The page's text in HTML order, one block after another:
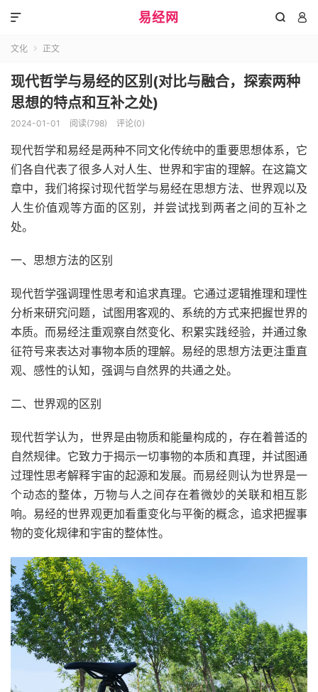
易经网  

文化  正文
现代哲学与易经的区别(对比与融合，探索两种
思想的特点和互补之处)
2024-01-01 阅读(798) 评论(0)
现代哲学和易经是两种不同文化传统中的重要思想体系，它
们各自代表了很多人对人生、世界和宇宙的理解。在这篇文
章中，我们将探讨现代哲学与易经在思想方法、世界观以及
人生价值观等方面的区别，并尝试找到两者之间的互补之
处。
一、思想方法的区别
现代哲学强调理性思考和追求真理。它通过逻辑推理和理性
分析来研究问题，试图用客观的、系统的方式来把握世界的
本质。而易经注重观察自然变化、积累实践经验，并通过象
征符号来表达对事物本质的理解。易经的思想方法更注重直
观、感性的认知，强调与自然界的共通之处。
二、世界观的区别
现代哲学认为，世界是由物质和能量构成的，存在着普适的
自然规律。它致力于揭示一切事物的本质和真理，并试图通
过理性思考解释宇宙的起源和发展。而易经则认为世界是一
个动态的整体，万物与人之间存在着微妙的关联和相互影
响。易经的世界观更加看重变化与平衡的概念，追求把握事
物的变化规律和宇宙的整体性。